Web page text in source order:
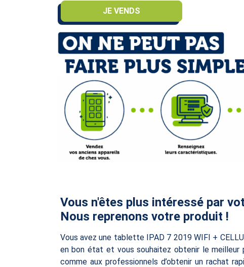
JE VENDS
Vous n'êtes plus intéressé par
Nous reprenons votre produit !
Vous avez une tablette IPAD 7 2019 WIFI +
en bon état et vous souhaitez obtenir le meilleur
comme aux professionnels d’obtenir un rachat